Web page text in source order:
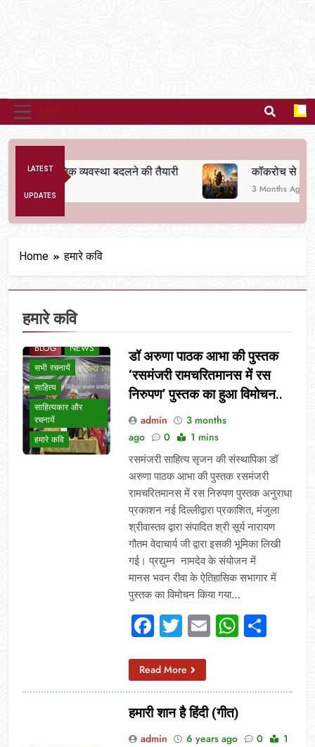
LATEST
UPDATES
से अनैतिक व्यवस्था बदलने की तैयारी कॉकरोच से क्रांति
3 Months Ago
Home हमारे कवि
हमारे कवि
BLOG
NEWS
सभी रचनायें
साहित्य
साहित्यकार और
रचनायें
हमारे कवि
डॉ अरुणा पाठक आभा की पुस्तक
‘रसमंजरी रामचरितमानस में रस
निरुपण’ पुस्तक का हुआ विमोचन..
admin
3 months
ago
0 1 mins
रसमंजरी साहित्य सृजन की संस्थापिका डॉ
अरुणा पाठक आभा की पुस्तक रसमंजरी
रामचरितमानस में रस निरुपण पुस्तक अनुराधा
प्रकाशन नई दिल्लीद्वारा प्रकाशित, मंजुला
श्रीवास्तव द्वारा संपादित श्री सूर्य नारायण
गौतम वेदाचार्य जी द्वारा इसकी भूमिका लिखी
गई। प्रद्युम्न नामदेव के संयोजन में
मानस भवन रीवा के ऐतिहासिक सभागार में
पुस्तक का विमोचन किया गया…
Facebook
Twitter
Email
Read More
हमारी शान है हिंदी (गीत)
admin 6 years ago 0
1